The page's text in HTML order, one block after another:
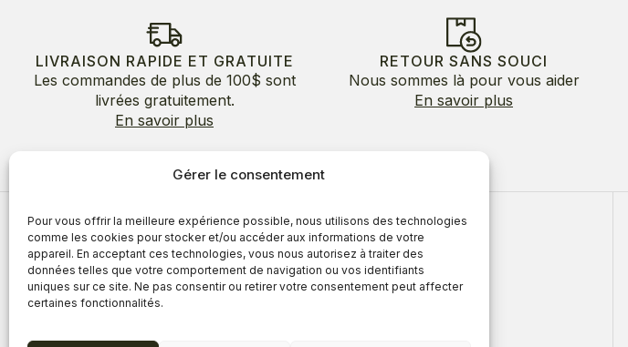
Gérer le consentement
Pour vous offrir la meilleure expérience possible, nous utilisons des technologies
comme les cookies pour stocker et/ou accéder aux informations de votre
appareil. En acceptant ces technologies, vous nous autorisez à traiter des
données telles que votre comportement de navigation ou vos identifiants
uniques sur ce site. Ne pas consentir ou retirer votre consentement peut affecter
certaines fonctionnalités.
LIVRAISON RAPIDE ET GRATUITE
Les commandes de plus de 100$ sont
livrées gratuitement.
En savoir plus
RETOUR SANS SOUCI
Nous sommes là pour vous aider
En savoir plus
À propos de nous
À propos
Avantages
Blogue
Témoignages